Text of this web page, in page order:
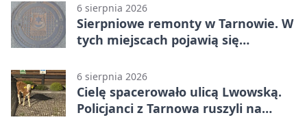
6 sierpnia 2026
Sierpniowe remonty w Tarnowie. W
tych miejscach pojawią się
6 sierpnia 2026
Cielę spacerowało ulicą Lwowską.
Policjanci z Tarnowa ruszyli na